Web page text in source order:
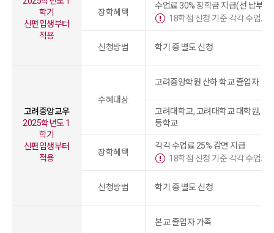
학기
신편입생부터
적용
장학혜택
수업료 30% 장학금 지급(선 납부
18학점 신청 기준 각각 수업료
신청방법 학기 중 별도 신청
고려중앙교우
2025학년도 1
학기
신편입생부터
적용
수혜대상
고려중앙학원 산하 학교 졸업자
고려대학교, 고려대학교 대학원, 중
등학교
장학혜택
각각 수업료 25% 감면 지급
18학점 신청 기준 각각 수업료
신청방법 학기 중 별도 신청
본교 졸업자 가족